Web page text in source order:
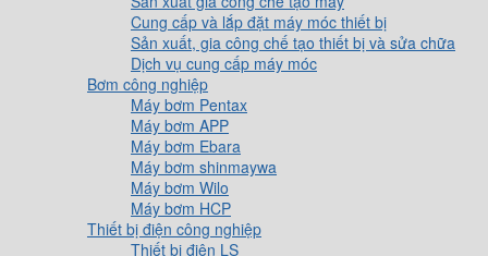
Cung cấp và lắp đặt máy móc thiết bị
Sản xuất, gia công chế tạo thiết bị và sửa chữa
Dịch vụ cung cấp máy móc
Bơm công nghiệp
Máy bơm Pentax
Máy bơm APP
Máy bơm Ebara
Máy bơm shinmaywa
Máy bơm Wilo
Máy bơm HCP
Thiết bị điện công nghiệp
Thiết bị điện LS